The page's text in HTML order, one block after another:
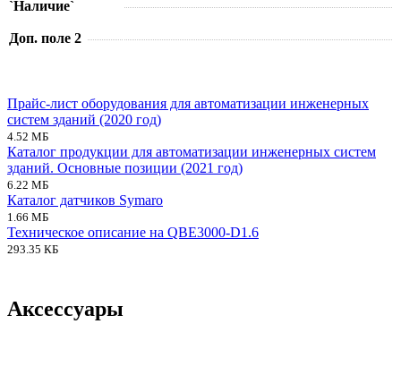
`Наличие`
Доп. поле 2
Прайс-лист оборудования для автоматизации инженерных
систем зданий (2020 год)
4.52 МБ
Каталог продукции для автоматизации инженерных систем
зданий. Основные позиции (2021 год)
6.22 МБ
Каталог датчиков Symaro
1.66 МБ
Техническое описание на QBE3000-D1.6
293.35 КБ
Аксессуары